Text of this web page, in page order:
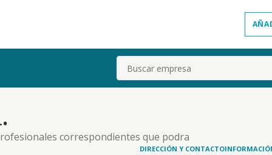
Buscar
correspondientes que podra
formacion profesional y oposiciones.
DIRECCIÓN Y CONTACTO